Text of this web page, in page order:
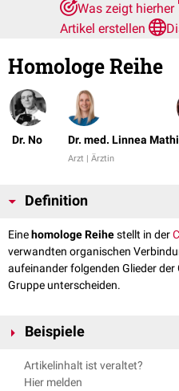
Was zeigt hierher
Artikel erstellen
Homologe Reihe
Dr. No Dr. med. Linnea
Arzt | Ärztin
Definition
Einehomologe Reihestellt in der
verwandten organischen
aufeinander folgenden Glieder der
Gruppe unterscheiden.
Beispiele
Gängige Beispiele für
AlkaneCnH2n+2
Artikelinhalt ist veraltet?
Hier melden